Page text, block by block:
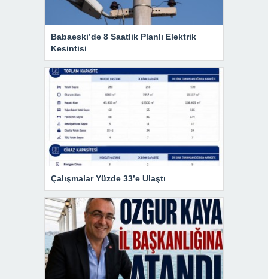
Babaeski’de 8 Saatlik Planlı Elektrik
Kesintisi
Çalışmalar Yüzde 33’e Ulaştı